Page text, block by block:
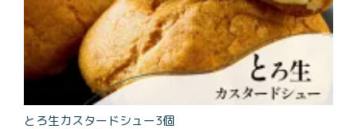
とろ生カスタードシュー3個